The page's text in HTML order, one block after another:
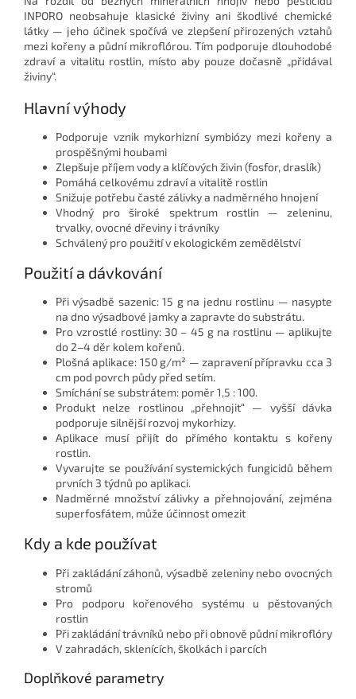
INPORO neobsahuje klasické živiny ani škodlivé chemické
látky — jeho účinek spočívá ve zlepšení přirozených vztahů
mezi kořeny a půdní mikroflórou. Tím podporuje dlouhodobé
zdraví a vitalitu rostlin, místo aby pouze dočasně „přidával
živiny“.
Hlavní výhody
Podporuje vznik mykorhizní symbiózy mezi kořeny a
prospěšnými houbami
Zlepšuje příjem vody a klíčových živin (fosfor, draslík)
Pomáhá celkovému zdraví a vitalitě rostlin
Snižuje potřebu časté zálivky a nadměrného hnojení
Vhodný pro široké spektrum rostlin — zeleninu,
trvalky, ovocné dřeviny i trávníky
Schválený pro použití v ekologickém zemědělství
Použití a dávkování
Při výsadbě sazenic: 15 g na jednu rostlinu — nasypte
na dno výsadbové jamky a zapravte do substrátu.
Pro vzrostlé rostliny: 30 – 45 g na rostlinu — aplikujte
do 2–4 děr kolem kořenů.
Plošná aplikace: 150 g/m² — zapravení přípravku cca 3
cm pod povrch půdy před setím.
Smíchání se substrátem: poměr 1,5 : 100.
Produkt nelze rostlinou „přehnojit“ — vyšší dávka
podporuje silnější rozvoj mykorhizy.
Aplikace musí přijít do přímého kontaktu s kořeny
rostlin.
Vyvarujte se používání systemických fungicidů během
prvních 3 týdnů po aplikaci.
Nadměrné množství zálivky a přehnojování, zejména
superfosfátem, může účinnost omezit
Kdy a kde používat
Při zakládání záhonů, výsadbě zeleniny nebo ovocných
stromů
Pro podporu kořenového systému u pěstovaných
rostlin
Při zakládání trávníků nebo při obnově půdní mikroflóry
V zahradách, sklenících, školkách i parcích
Doplňkové parametry